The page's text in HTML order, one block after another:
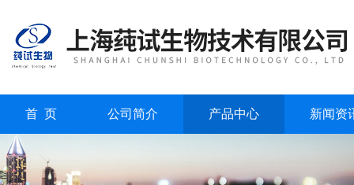
首 页 公司简介 产品中心 新闻资